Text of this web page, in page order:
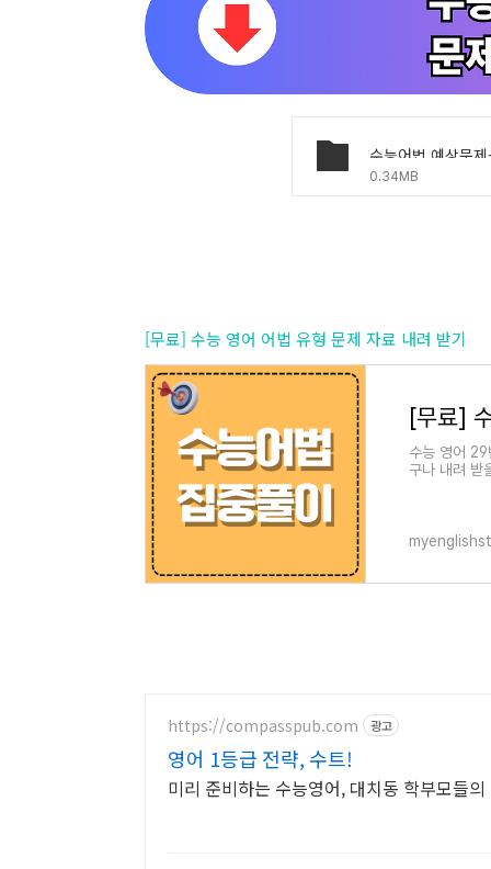
수능어법 예상문
0.34MB
[무료] 수능 영어 어법 유형 문제 자료 내려 받기
[무료]
수능 영어 29
구나 내려 받
https://compasspub.com 광고
영어 1등급 전략, 수트!
미리 준비하는 수능영어, 대치동 학부모들